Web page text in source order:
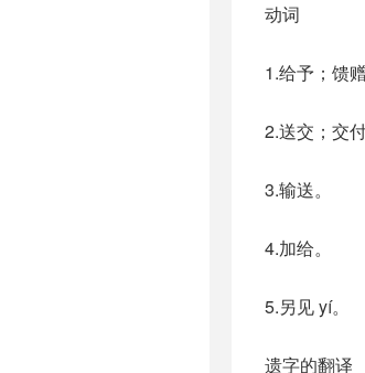
动词
1.给予；馈赠
2.送交；交付
3.输送。
4.加给。
5.另见 yí。
遗字的翻译